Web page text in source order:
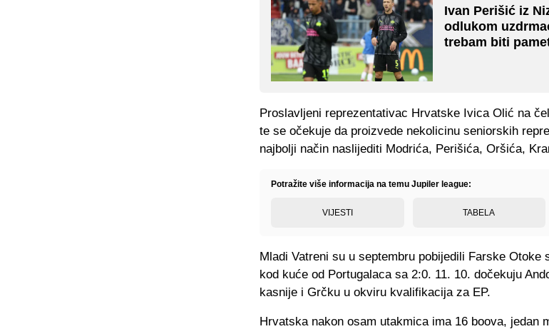
Ivan Perišić iz
odlukom
trebam biti
Proslavljeni reprezentativac Hrvatske Ivica Olić na
te se očekuje da proizvede nekolicinu seniorskih
najbolji način naslijediti Modrića, Perišića, Oršića,
Potražite više informacija na temu Jupiler league:
VIJESTI TABELA
Mladi Vatreni su u septembru pobijedili Farske Otoke
kod kuće od Portugalaca sa 2:0. 11. 10. dočekuju
kasnije i Grčku u okviru kvalifikacija za EP.
Hrvatska nakon osam utakmica ima 16 boova, jedan